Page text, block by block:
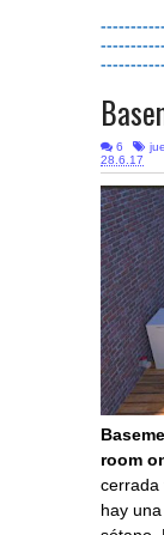
-----------
6
28.6.17
room
cerrada
hay